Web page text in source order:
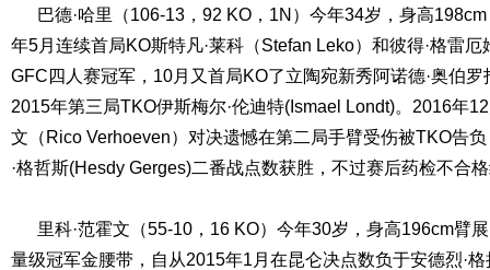
巴德·哈里（106-13，92 KO，1N）今年34岁，身高
年5月连续首局KO斯特凡·莱科（Stefan Leko）和彼得·格雷
GFC四人赛冠军，10月又首局KO了立陶宛新秀阿诺德·奥伯
2015年第三局TKO伊斯梅尔·伦迪特(Ismael Londt)。2016年
文（Rico Verhoeven）对决遗憾在第二局手臂受伤被TKO告
·格哲斯(Hesdy Gerges)二番战点数获胜，不过赛后药检不合
里科·范霍文（55-10，16 KO）今年30岁，身高196cm臂
量级冠军金腰带，自从2015年1月在昆仑决点数负于安德烈·